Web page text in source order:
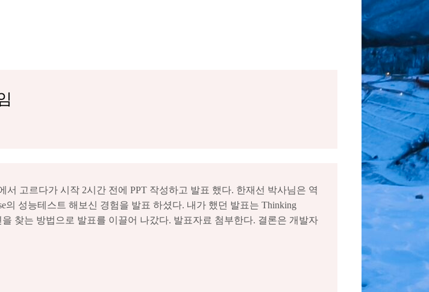
고르다가 시작 2시간 전에 PPT 작성하고 발표 했다. 한재선 박사님은 역
성능테스트 해보신 경험을 발표 하셨다. 내가 했던 발표는 Thinking
찾는 방법으로 발표를 이끌어 나갔다. 발표자료 첨부한다. 결론은 개발자